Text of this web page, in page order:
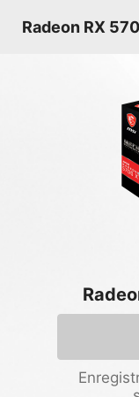
Radeon RX